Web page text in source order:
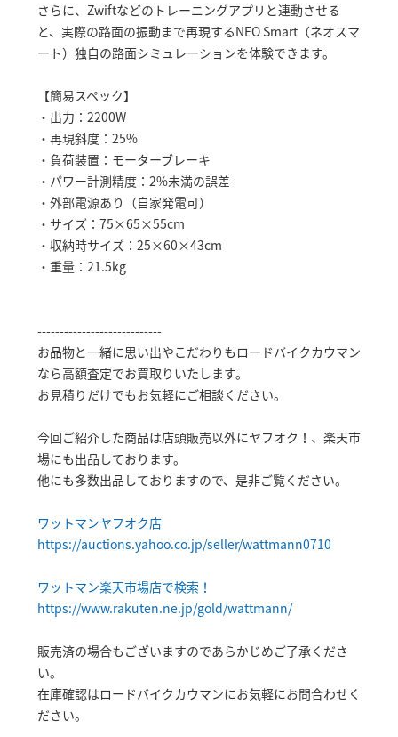
さらに、Zwiftなどのトレーニングアプリと連動させる
と、実際の路面の振動まで再現するNEO Smart（ネオスマ
ート）独自の路面シミュレーションを体験できます。
【簡易スペック】
・出力：2200W
・再現斜度：25%
・負荷装置：モーターブレーキ
・パワー計測精度：2%未満の誤差
・外部電源あり（自家発電可）
・サイズ：75×65×55cm
・収納時サイズ：25×60×43cm
・重量：21.5kg
----------------------------
お品物と一緒に思い出やこだわりもロードバイクカウマン
なら高額査定でお買取りいたします。
お見積りだけでもお気軽にご相談ください。
今回ご紹介した商品は店頭販売以外にヤフオク！、楽天市
場にも出品しております。
他にも多数出品しておりますので、是非ご覧ください。
ワットマンヤフオク店
https://auctions.yahoo.co.jp/seller/wattmann0710
ワットマン楽天市場店で検索！
https://www.rakuten.ne.jp/gold/wattmann/
販売済の場合もございますのであらかじめご了承くださ
い。
在庫確認はロードバイクカウマンにお気軽にお問合わせく
ださい。